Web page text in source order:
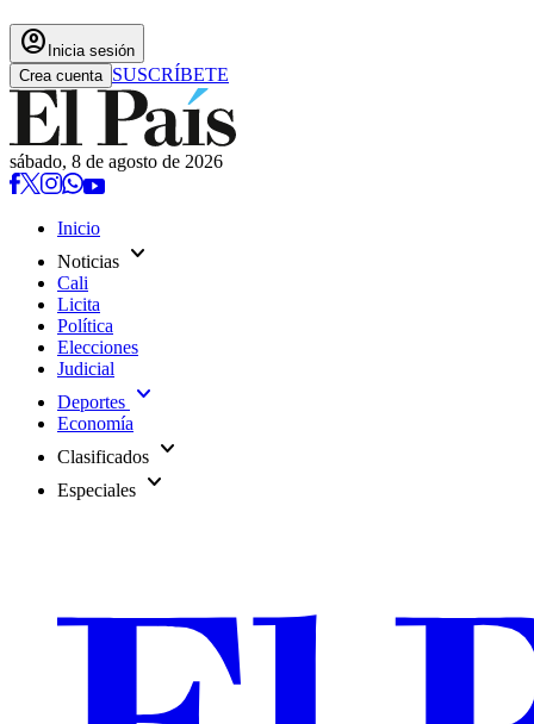
account_circle Inicia sesión
Crea cuenta SUSCRÍBETE
sábado, 8 de agosto de 2026
Inicio
Noticias expand_more
Cali
Licita
Política
Elecciones
Judicial
Deportes expand_more
Economía
Clasificados expand_more
Especiales expand_more